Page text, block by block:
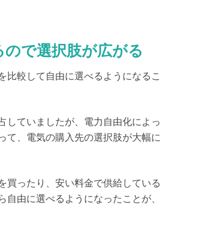
で選択肢が広がる
比較して自由に選べる ようになるこ
ていましたが、 電力自由化によっ
て、電気の購入先の選択肢が大幅に
買ったり、安い料金で供給している
由に選べるようになったことが、